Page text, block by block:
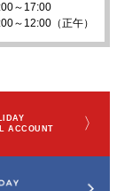
～17:00
～12:00（正午）
ACCOUNT
〉